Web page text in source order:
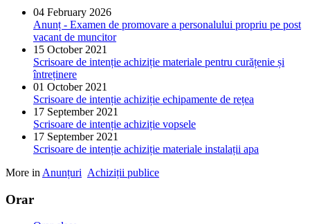
04 February 2026
Anunț - Examen de promovare a personalului propriu pe post
vacant de muncitor
15 October 2021
Scrisoare de intenție achiziție materiale pentru curățenie și
întreținere
01 October 2021
Scrisoare de intenție achiziție echipamente de rețea
17 September 2021
Scrisoare de intenție achiziție vopsele
17 September 2021
Scrisoare de intenție achiziție materiale instalații apa
More in Anunțuri Achiziții publice
Orar